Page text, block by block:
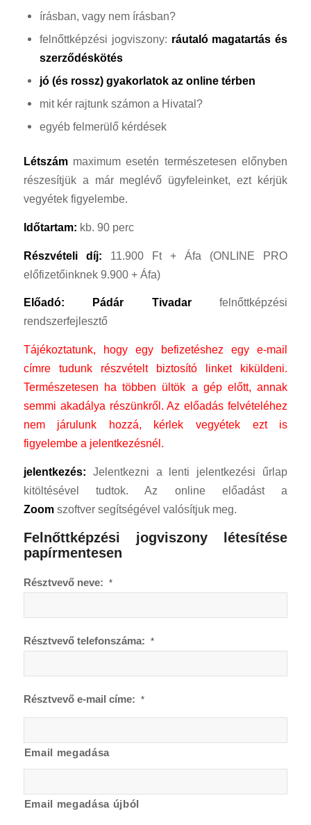
írásban, vagy nem írásban?
felnőttképzési jogviszony: ráutaló magatartás és
szerződéskötés
jó (és rossz) gyakorlatok az online térben
mit kér rajtunk számon a Hivatal?
egyéb felmerülő kérdések
Létszámmaximum esetén természetesen előnyben
részesítjük a már meglévő ügyfeleinket, ezt kérjük
vegyétek figyelembe.
Időtartam: kb. 90 perc
Részvételi díj: 11.900 Ft + Áfa (ONLINE PRO
előfizetőinknek 9.900 + Áfa)
Előadó: Pádár Tivadarfelnőttképzési
rendszerfejlesztő
Tájékoztatunk, hogy egy befizetéshez egy e-mail
címre tudunk részvételt biztosító linket kiküldeni.
Természetesen ha többen ültök a gép előtt, annak
semmi akadálya részünkről.Az előadás felvételéhez
nem járulunk hozzá, kérlek vegyétek ezt is
figyelembe a jelentkezésnél.
jelentkezés: Jelentkezni a lenti jelentkezési űrlap
kitöltésével tudtok. Az online előadást a
Zoomszoftver segítségével valósítjuk meg.
Felnőttképzési jogviszony létesítése
papírmentesen
Résztvevő neve: *
Résztvevő telefonszáma: *
Résztvevő e-mail címe: *
Email megadása
Email megadása újból